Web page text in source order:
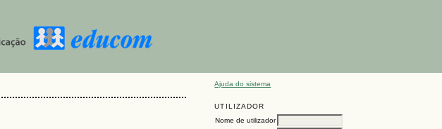
Ajuda do sistema
UTILIZADOR
Nome de utilizador